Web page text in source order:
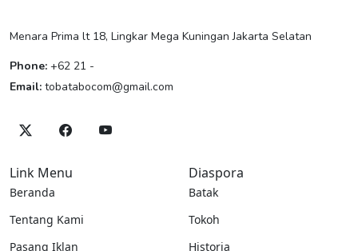
Menara Prima lt 18, Lingkar Mega Kuningan Jakarta Selatan
Phone: +62 21 -
Email: tobatabocom@gmail.com
Link Menu
Beranda
Tentang Kami
Pasang Iklan
Diaspora
Batak
Tokoh
Historia